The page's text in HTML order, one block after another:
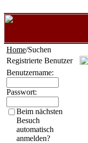
Home/Suchen
Registrierte Benutzer
Benutzername:
Passwort:
Beim nächsten
Besuch
automatisch
anmelden?